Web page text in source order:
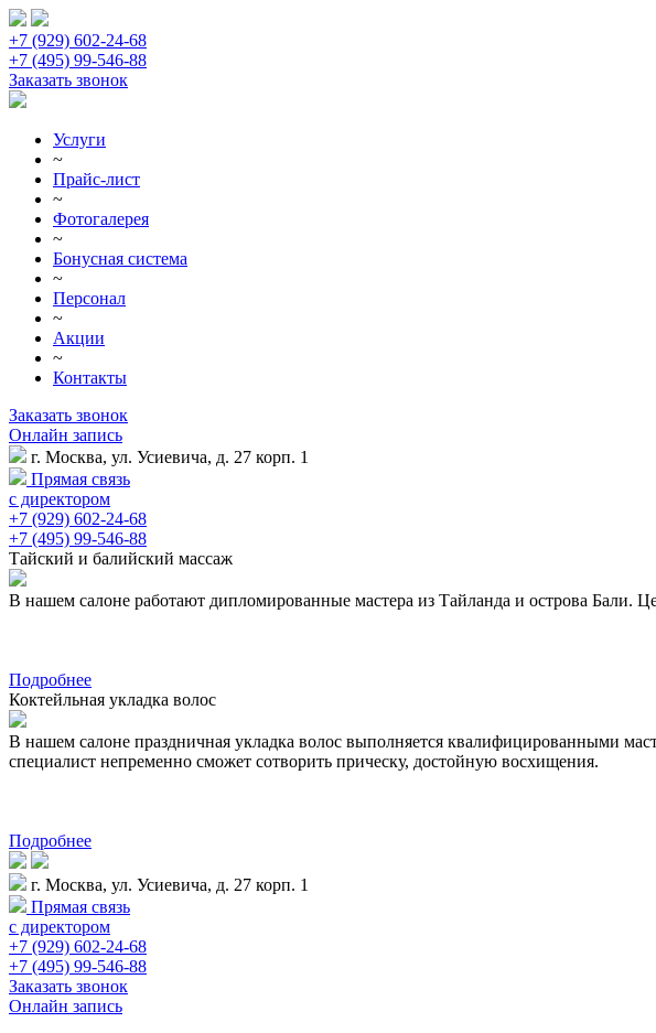
+7 (929) 602-24-68
+7 (495) 99-546-88
Заказать звонок
Услуги
~
Прайс-лист
~
Фотогалерея
~
Бонусная система
~
Персонал
~
Акции
~
Контакты
Заказать звонок
Онлайн запись
г. Москва, ул. Усиевича, д. 27 корп. 1
Прямая связь
с директором
+7 (929) 602-24-68
+7 (495) 99-546-88
Тайский и балийский массаж
В нашем салоне работают дипломированные мастера из Тайланда и острова Бали.
Подробнее
Коктейльная укладка волос
В нашем салоне праздничная укладка волос выполняется квалифицированными
специалист непременно сможет сотворить прическу, достойную восхищения.
Подробнее
г. Москва, ул. Усиевича, д. 27 корп. 1
Прямая связь
с директором
+7 (929) 602-24-68
+7 (495) 99-546-88
Заказать звонок
Онлайн запись